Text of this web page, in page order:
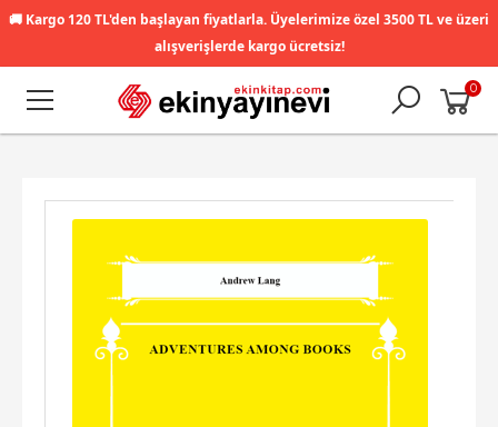
🚚 Kargo 120 TL'den başlayan fiyatlarla. Üyelerimize özel 3500 TL ve üzeri
alışverişlerde kargo ücretsiz!
0